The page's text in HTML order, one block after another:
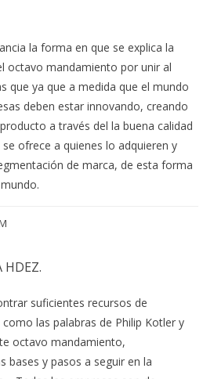
la forma en que se explica la
octavo mandamiento por unir al
que ya que a medida que el mundo
deben estar innovando, creando
a través del la buena calidad
ofrece a quienes lo adquieren y
de marca, de esta forma
HDEZ.
suficientes recursos de
las palabras de Philip Kotler y
octavo mandamiento,
bases y pasos a seguir en la